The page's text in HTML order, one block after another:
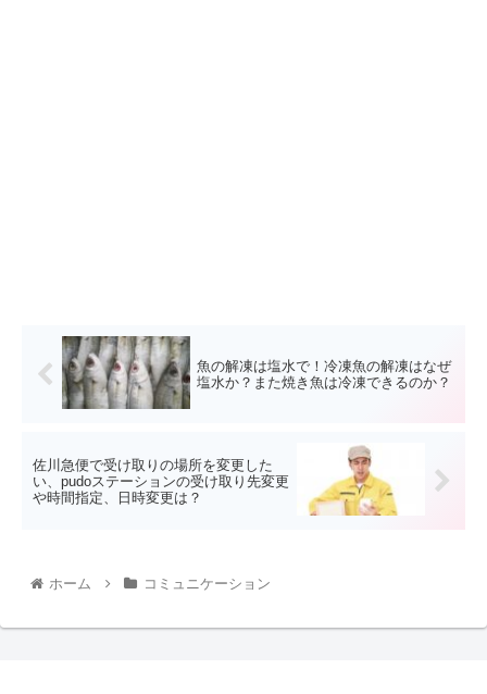
魚の解凍は塩水で！冷凍魚の解凍はなぜ
塩水か？また焼き魚は冷凍できるのか？
佐川急便で受け取りの場所を変更した
い、pudoステーションの受け取り先変更
や時間指定、日時変更は？
ホーム コミュニケーション